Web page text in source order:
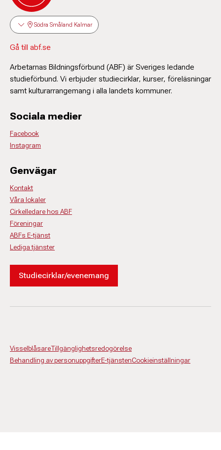
Södra Småland Kalmar
Gå till abf.se
Arbetarnas Bildningsförbund (ABF) är Sveriges ledande
studieförbund. Vi erbjuder studiecirklar, kurser, föreläsningar
samt kulturarrangemang i alla landets kommuner.
Sociala medier
Facebook
Instagram
Genvägar
Kontakt
Våra lokaler
Cirkelledare hos ABF
Föreningar
ABFs E-tjänst
Lediga tjänster
Studiecirklar/evenemang
VisselblåsareTillgänglighetsredogörelse
Behandling av personuppgifterE-tjänstenCookieinställningar